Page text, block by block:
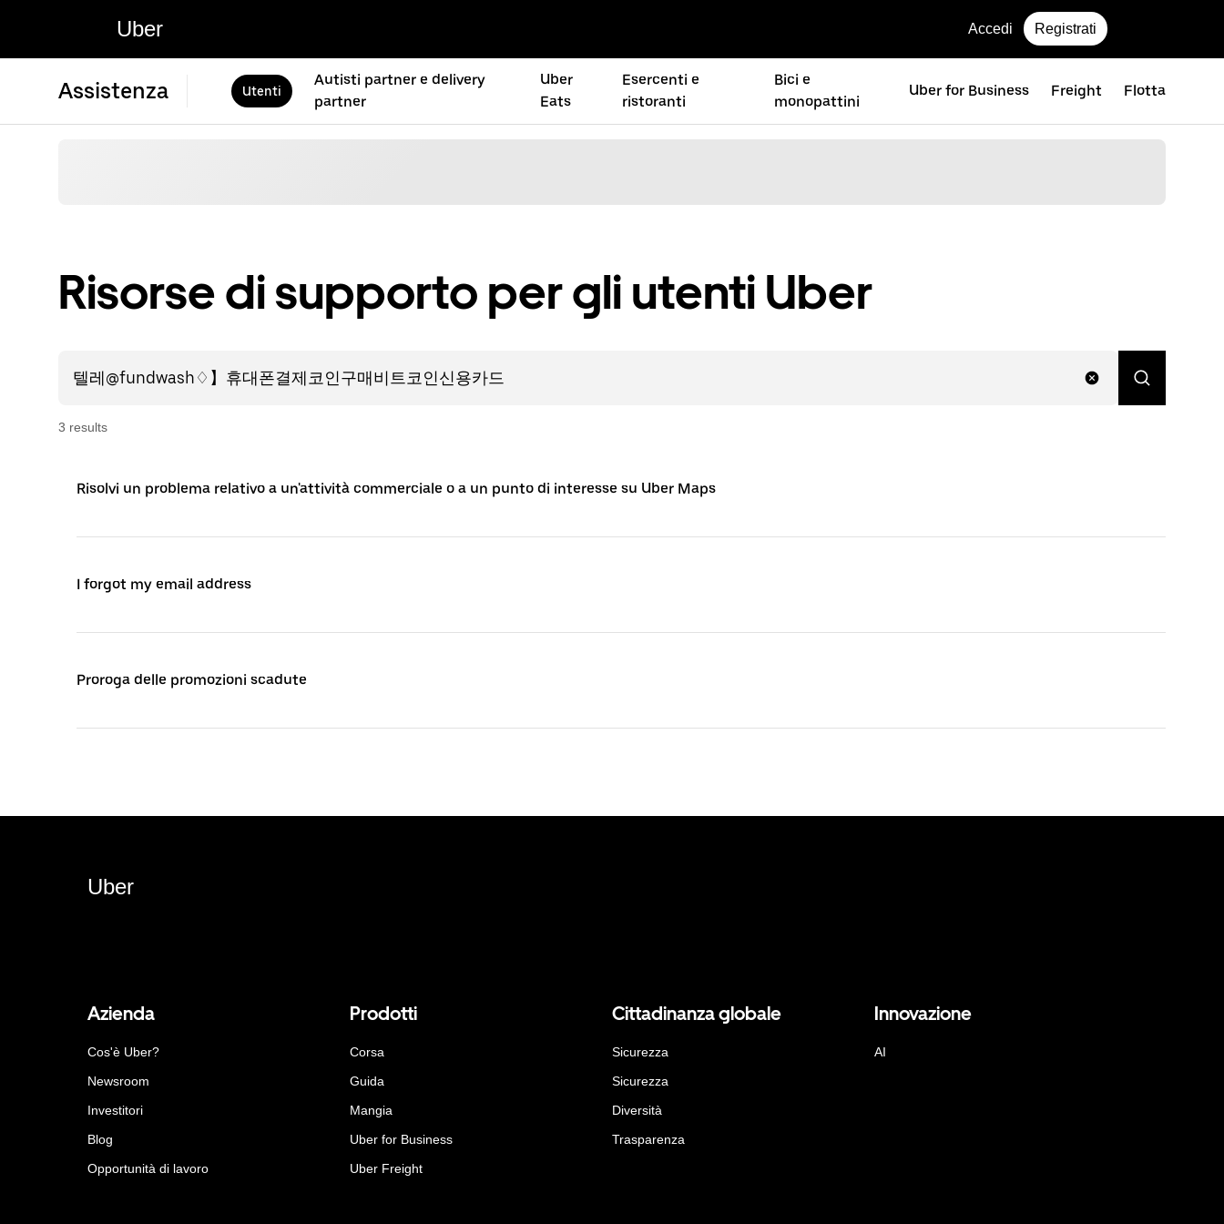
Uber Accedi Registrati
Assistenza Utenti
Autisti partner e delivery
partner
Uber
Eats
Esercenti e
ristoranti
Bici e
monopattini
Uber for Business Freight Flotta
Risorse di supporto per gli utenti Uber
3 results
Risolvi un problema relativo a un'attività commerciale o a un punto di interesse su Uber Maps
I forgot my email address
Proroga delle promozioni scadute
Uber
Azienda
Cos'è Uber?
Newsroom
Investitori
Blog
Opportunità di lavoro
Prodotti
Corsa
Guida
Mangia
Uber for Business
Uber Freight
Cittadinanza globale
Sicurezza
Sicurezza
Diversità
Trasparenza
Innovazione
AI